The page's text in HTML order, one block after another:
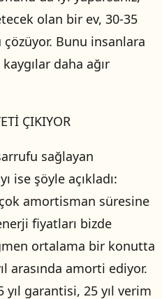
olan bir ev, 30-35
Bunu insanlara
daha ağır
ÇIKIYOR
sağlayan
ise şöyle açıkladı:
amortisman süresine
fiyatları bizde
ortalama bir konutta
arasında amorti ediyor.
garantisi, 25 yıl verim